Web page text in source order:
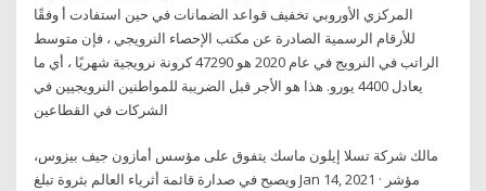
المركزي الأوروبي تخفيف قواعد الضمانات في حين استفادت أ وفقًا
للأرقام الرسمية الصادرة عن مكتب الإحصاء النرويجي ، فإن متوسط
الراتب في النرويج في عام 2020 هو 47290 كرونة نرويجية شهريًا ، أي ما
يعادل 4400 يورو. هذا هو الأجر قبل الضريبة للمواطنين النرويجيين في
الشركات في القطاعين
مالك شركة تسلا إيلون ماسك يتفوق على مؤسس أمازون جيف بيزوس،
ويصبح في صدارة قائمة أثرياء العالم بثروة تبلغ Jan 14, 2021 · مؤشر